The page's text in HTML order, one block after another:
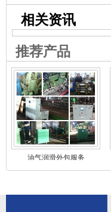
滑系统
相关资讯
推荐产品
油气润滑外包服务